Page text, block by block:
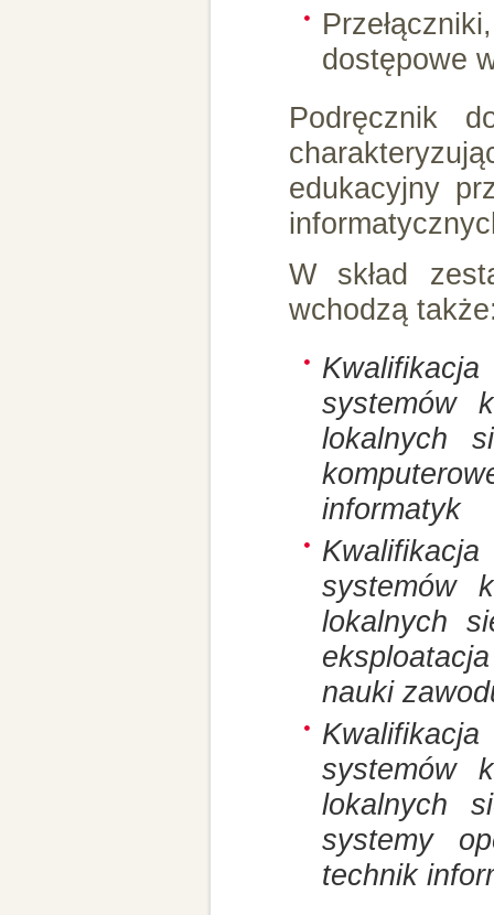
dostępowe
Podręcznik
edukacyjny
W skład
wchodzą
systemów
lokalnych
informatyk
systemów
lokalnych
nauki
systemów
lokalnych
systemy
technik